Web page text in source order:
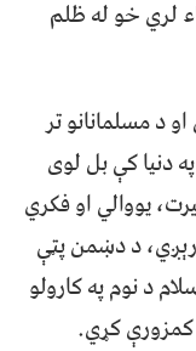
لري خو له ظلم
د مسلمانانو تر
دنيا کې بل لوی
يووالي او فکري
د دښمن پټې
د نوم په کارولو
کمزورې کړي.